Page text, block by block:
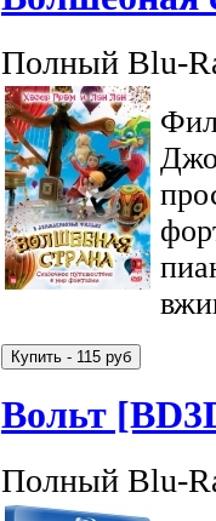
Полный Blu-
Вольт
Полный Blu-